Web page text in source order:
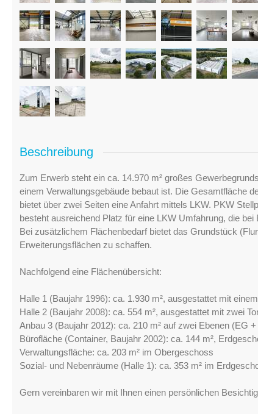
Beschreibung
Zum Erwerb steht ein ca. 14.970 m² großes
einem Verwaltungsgebäude bebaut ist. Die Gesamtfläche
bietet über zwei Seiten eine Anfahrt mittels LKW. PKW
besteht ausreichend Platz für eine LKW Umfahrung, die
Bei zusätzlichem Flächenbedarf bietet das Grundstück
Erweiterungsflächen zu schaffen.
Nachfolgend eine Flächenübersicht:
Halle 1 (Baujahr 1996): ca. 1.930 m², ausgestattet mit
Halle 2 (Baujahr 2008): ca. 554 m², ausgestattet mit zwei
Anbau 3 (Baujahr 2012): ca. 210 m² auf zwei Ebenen (EG
Bürofläche (Container, Baujahr 2002): ca. 144 m²,
Verwaltungsfläche: ca. 203 m² im Obergeschoss
Sozial- und Nebenräume (Halle 1): ca. 353 m² im
Gern vereinbaren wir mit Ihnen einen persönlichen